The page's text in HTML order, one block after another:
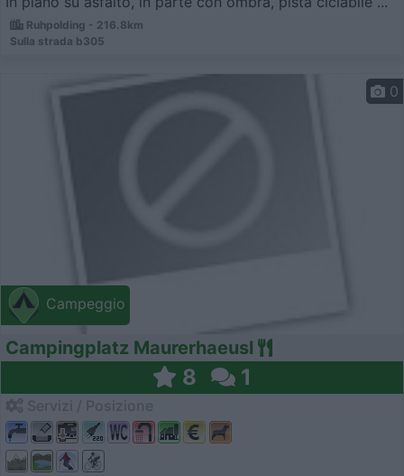
Ruhpolding - 216.8km
Sulla strada b305
Campeggio
0
Campingplatz Maurerhaeusl
8 1